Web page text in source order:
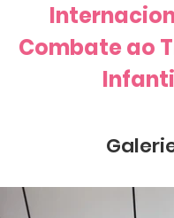
Combate ao